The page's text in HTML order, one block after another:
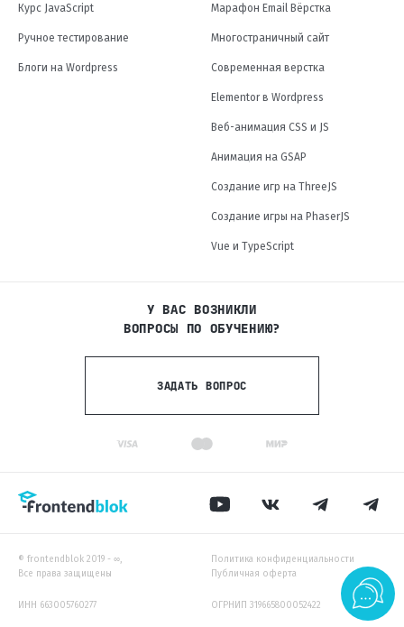
Курс JavaScript
Ручное тестирование
Блоги на Wordpress
Марафон Email Вёрстка
Многостраничный сайт
Современная верстка
Elementor в Wordpress
Веб-анимация CSS и JS
Анимация на GSAP
Создание игр на ThreeJS
Создание игры на PhaserJS
Vue и TypeScript
У ВАС ВОЗНИКЛИ
ВОПРОСЫ ПО ОБУЧЕНИЮ?
ЗАДАТЬ ВОПРОС
® frontendblok 2019 - ∞,
Все права защищены
Политика конфиденциальности
Публичная оферта
ИНН 663005760277 ОГРНИП 319665800052422